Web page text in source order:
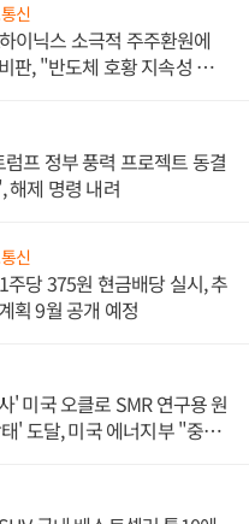
신
이닉스 소극적 주주환원에
판, "반도체 호황 지속성 의
프 정부 풍력 프로젝트 동결
해제 명령 내려
신
주당 375원 현금배당 실시, 추
획 9월 공개 예정
' 미국 오클로 SMR 연구용 원
' 도달, 미국 에너지부 "중요